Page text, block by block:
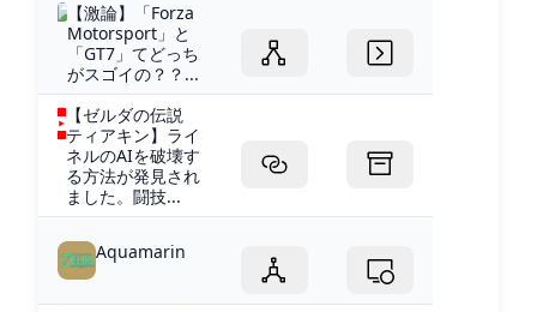
【激論】「Forza
Motorsport」と
「GT7」てどっち
がスゴイの？？...
【ゼルダの伝説
ティアキン】ライ
ネルのAIを破壊す
る方法が発見され
ました。闘技...
Aquamarin